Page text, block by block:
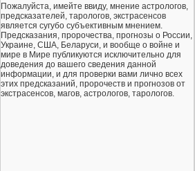
Пожалуйста, имейте ввиду, мнение астрологов,
предсказателей, тарологов, экстрасенсов
является сугубо субъективным мнением.
Предсказания, пророчества, прогнозы о России,
Украине, США, Беларуси, и вообще о войне и
мире в Мире публикуются исключительно для
доведения до вашего сведения данной
информации, и для проверки вами лично всех
этих предсказаний, пророчеств и прогнозов от
экстрасенсов, магов, астрологов, тарологов.